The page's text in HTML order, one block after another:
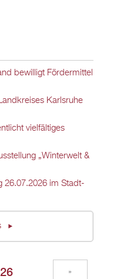
be­wil­ligt För­der­mit­tel
Karls­ru­he
viel­fäl­ti­ges
„Win­ter­welt &
26.07.2026 im Stadt­
»